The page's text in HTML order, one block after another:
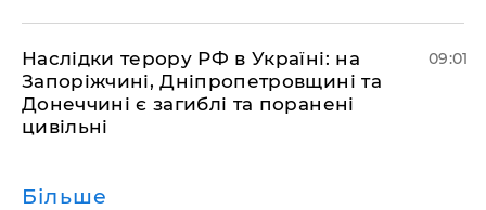
Наслідки терору РФ в Україні: на
Запоріжчині, Дніпропетровщині та
Донеччині є загиблі та поранені
цивільні
09:01
Більше